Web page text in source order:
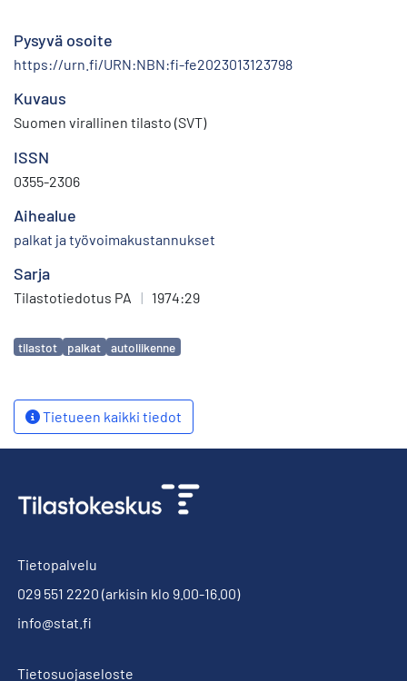
Pysyvä osoite
https://urn.fi/URN:NBN:fi-fe2023013123798
Kuvaus
Suomen virallinen tilasto (SVT)
ISSN
0355-2306
Aihealue
palkat ja työvoimakustannukset
Sarja
Tilastotiedotus PA | 1974:29
Avainsanat
tilastot palkat autoliikenne
Tietueen kaikki tiedot
Tietopalvelu
029 551 2220 (arkisin klo 9.00-16.00)
info@stat.fi
Tietosuojaseloste